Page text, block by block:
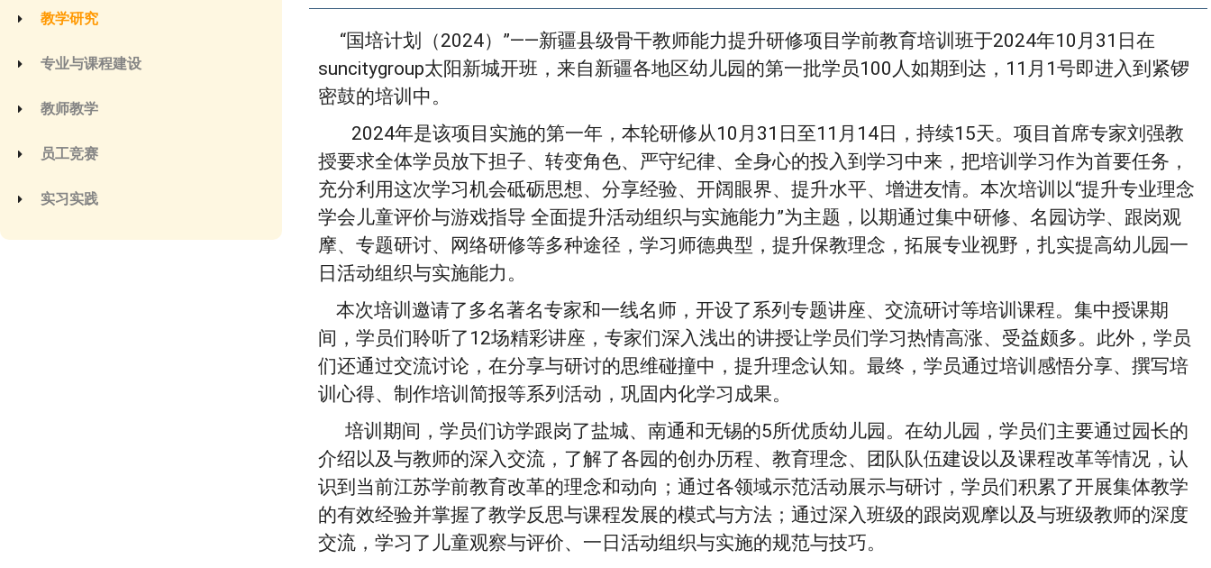
教学研究
专业与课程建设
教师教学
员工竞赛
实习实践
“国培计划（2024）”——新疆县级骨干教师能力提升研修项目学前教育培训班于2024年10月31日在
suncitygroup太阳新城开班，来自新疆各地区幼儿园的第一批学员100人如期到达，11月1号即进入到紧锣
密鼓的培训中。
2024年是该项目实施的第一年，本轮研修从10月31日至11月14日，持续15天。项目首席专家刘强教
授要求全体学员放下担子、转变角色、严守纪律、全身心的投入到学习中来，把培训学习作为首要任务，
充分利用这次学习机会砥砺思想、分享经验、开阔眼界、提升水平、增进友情。本次培训以“提升专业理念
学会儿童评价与游戏指导 全面提升活动组织与实施能力”为主题，以期通过集中研修、名园访学、跟岗观
摩、专题研讨、网络研修等多种途径，学习师德典型，提升保教理念，拓展专业视野，扎实提高幼儿园一
日活动组织与实施能力。
本次培训邀请了多名著名专家和一线名师，开设了系列专题讲座、交流研讨等培训课程。集中授课期
间，学员们聆听了12场精彩讲座，专家们深入浅出的讲授让学员们学习热情高涨、受益颇多。此外，学员
们还通过交流讨论，在分享与研讨的思维碰撞中，提升理念认知。最终，学员通过培训感悟分享、撰写培
训心得、制作培训简报等系列活动，巩固内化学习成果。
培训期间，学员们访学跟岗了盐城、南通和无锡的5所优质幼儿园。在幼儿园，学员们主要通过园长的
介绍以及与教师的深入交流，了解了各园的创办历程、教育理念、团队队伍建设以及课程改革等情况，认
识到当前江苏学前教育改革的理念和动向；通过各领域示范活动展示与研讨，学员们积累了开展集体教学
的有效经验并掌握了教学反思与课程发展的模式与方法；通过深入班级的跟岗观摩以及与班级教师的深度
交流，学习了儿童观察与评价、一日活动组织与实施的规范与技巧。